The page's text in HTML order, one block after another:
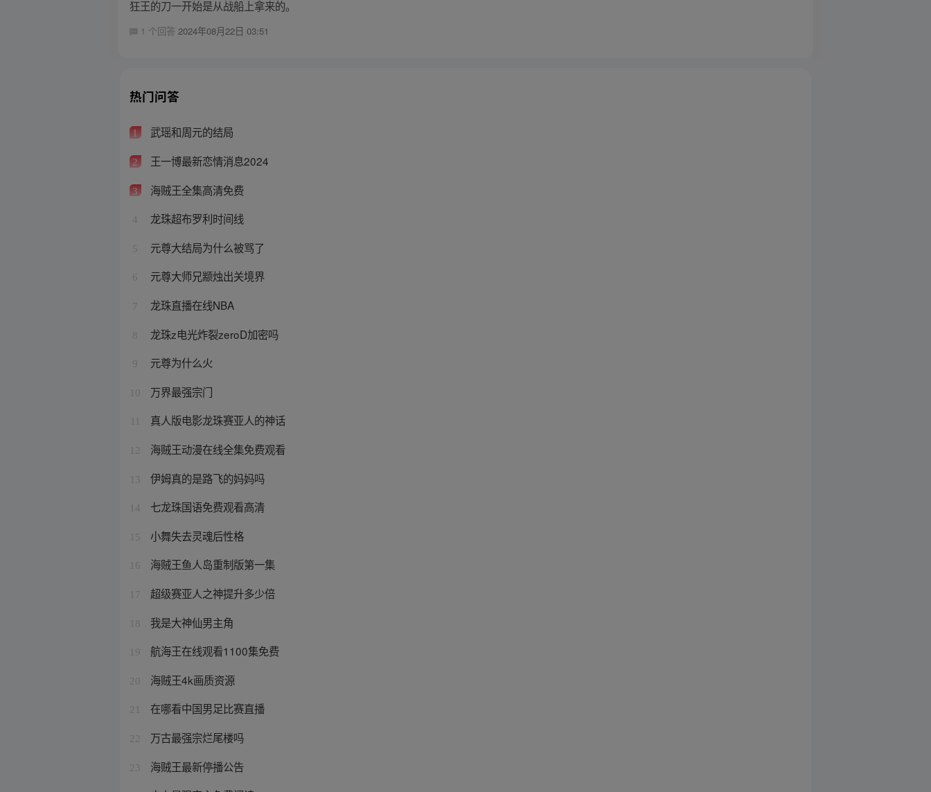
狂王的刀一开始是从战船上拿来的。
1 个回答2024年08月22日 03:51
热门问答
1 武瑶和周元的结局
2 王一博最新恋情消息2024
3 海贼王全集高清免费
4 龙珠超布罗利时间线
5 元尊大结局为什么被骂了
6 元尊大师兄颛烛出关境界
7 龙珠直播在线NBA
8 龙珠z电光炸裂zeroD加密吗
9 元尊为什么火
10 万界最强宗门
真人版电影龙珠赛亚人的神话
12 海贼王动漫在线全集免费观看
13 伊姆真的是路飞的妈妈吗
14 七龙珠国语免费观看高清
15 小舞失去灵魂后性格
16 海贼王鱼人岛重制版第一集
17 超级赛亚人之神提升多少倍
18 我是大神仙男主角
19 航海王在线观看1100集免费
20 海贼王4k画质资源
21 在哪看中国男足比赛直播
22 万古最强宗烂尾楼吗
23 海贼王最新停播公告